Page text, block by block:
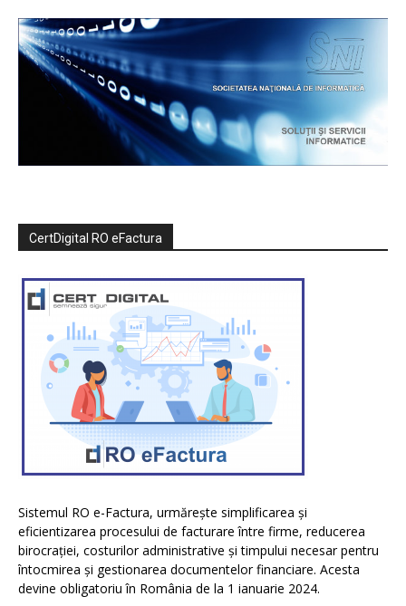
CertDigital RO eFactura
Sistemul RO e-Factura, urmărește simplificarea și
eficientizarea procesului de facturare între firme, reducerea
birocrației, costurilor administrative și timpului necesar pentru
întocmirea și gestionarea documentelor financiare. Acesta
devine obligatoriu în România de la 1 ianuarie 2024.